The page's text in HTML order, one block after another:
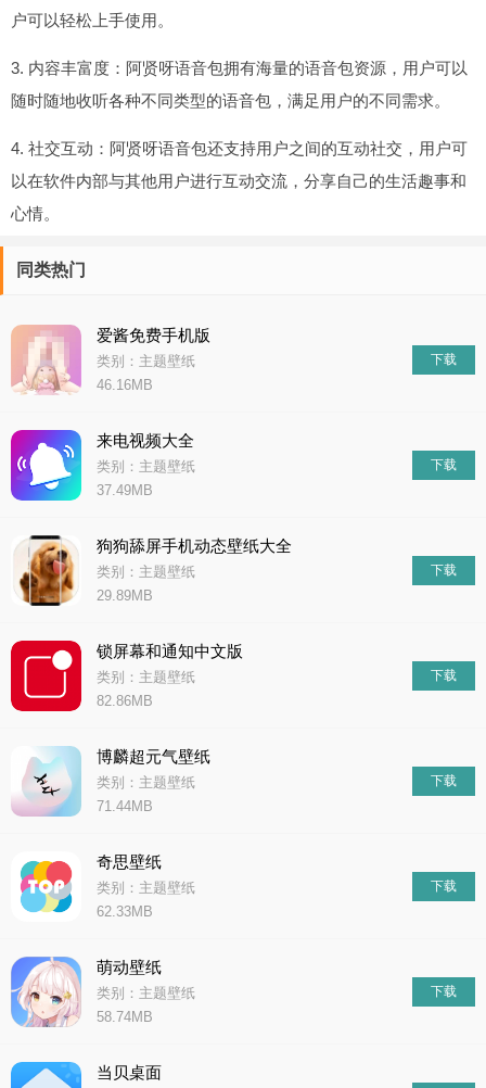
户可以轻松上手使用。
3. 内容丰富度：阿贤呀语音包拥有海量的语音包资源，用户可以
随时随地收听各种不同类型的语音包，满足用户的不同需求。
4. 社交互动：阿贤呀语音包还支持用户之间的互动社交，用户可
以在软件内部与其他用户进行互动交流，分享自己的生活趣事和
心情。
同类热门
爱酱免费手机版
类别：主题壁纸
46.16MB
下载
来电视频大全
类别：主题壁纸
37.49MB
下载
狗狗舔屏手机动态壁纸大全
类别：主题壁纸
29.89MB
下载
锁屏幕和通知中文版
类别：主题壁纸
82.86MB
下载
博麟超元气壁纸
类别：主题壁纸
71.44MB
下载
奇思壁纸
类别：主题壁纸
62.33MB
下载
萌动壁纸
类别：主题壁纸
58.74MB
下载
当贝桌面